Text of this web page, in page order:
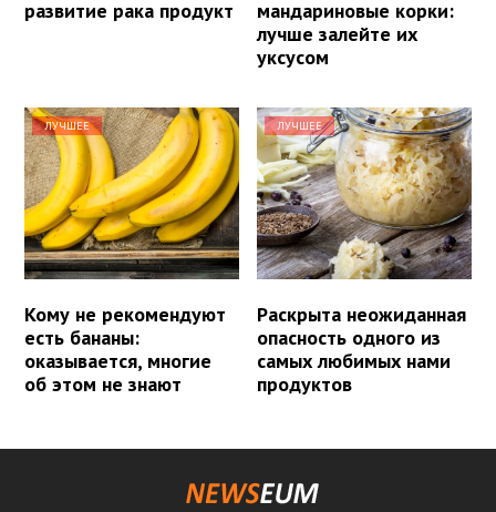
развитие рака продукт
мандариновые корки:
лучше залейте их
уксусом
ЛУЧШЕЕ
Кому не рекомендуют
есть бананы:
оказывается, многие
об этом не знают
ЛУЧШЕЕ
Раскрыта неожиданная
опасность одного из
самых любимых нами
продуктов